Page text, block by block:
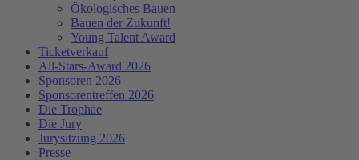
Ökologisches Bauen
Bauen der Zukunft!
Young Talent Award
Ticketverkauf
All-Stars-Award 2026
Sponsoren 2026
Sponsorentreffen 2026
Die Trophäe
Die Jury
Jurysitzung 2026
Presse